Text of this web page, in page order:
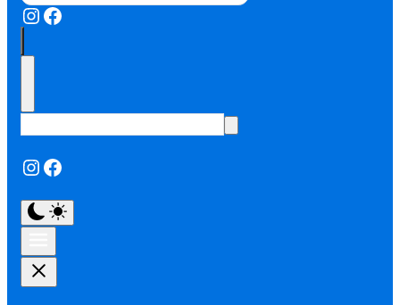
Instagram
Facebook
Instagram
Facebook